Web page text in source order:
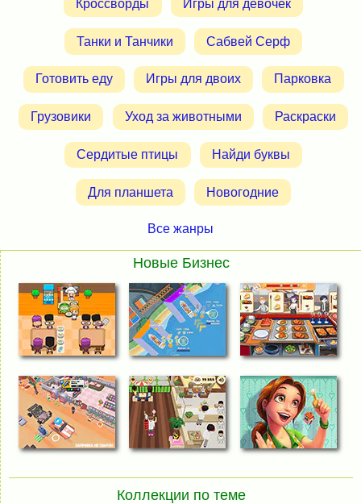
Кроссворды Игры для девочек
Танки и Танчики Сабвей Серф
Готовить еду Игры для двоих Парковка
Грузовики Уход за животными Раскраски
Сердитые птицы Найди буквы
Для планшета Новогодние
Все жанры
Новые Бизнес
Коллекции по теме